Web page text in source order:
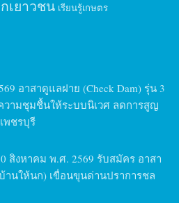
เยาวชน เรียนรู้เกษตร
อาสาดูแลฝาย (Check Dam) รุ่น 3
ามชุมชื้นให้ระบบนิเวศ ลดการสูญ
พชรบุรี
สิงหาคม พ.ศ. 2569 รับสมัคร อาสา
านให้นก) เขื่อนขุนด่านปราการชล